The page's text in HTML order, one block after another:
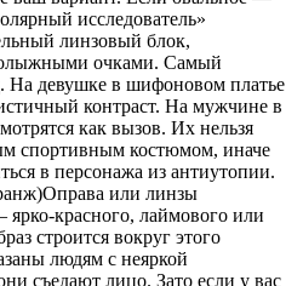
исследователь»
линзовый блок,
очками. Самый
На девушке в шифоновом платье
контраст. На мужчине в
как вызов. Их нельзя
спортивным костюмом, иначе
в персонажа из антиутопии.
или линзы
ярко-красного, лаймового или
строится вокруг этого
людям с неяркой
съедают лицо. Зато если у вас